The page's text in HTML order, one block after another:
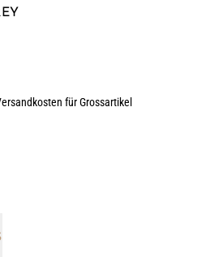
für Grossartikel